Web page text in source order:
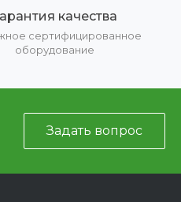
качества
сертифицированное
оборудование
Задать вопрос